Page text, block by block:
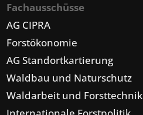
Fachausschüsse
AG CIPRA
Forstökonomie
AG Standortkartierung
Waldbau und Naturschutz
Waldarbeit und Forsttechnik